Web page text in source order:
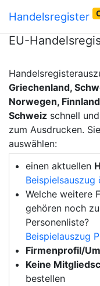
Handelsregister
EU-
Griechenland,
Norwegen,
Schweiz schnell
zum Ausdrucken.
auswählen:
einen aktuellen
Beispielsauszug
Welche weitere
gehören noch
Personenliste?
Beispielauszug
Firmenprofil/
Keine
bestellen